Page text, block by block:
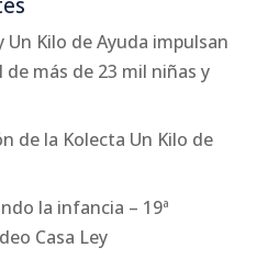
Un Kilo de Ayuda impulsan
más de 23 mil niñas y
de la Kolecta Un Kilo de
la infancia – 19ª
Casa Ley